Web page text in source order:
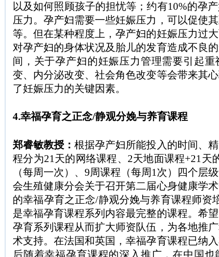
以及如何照顾孩子的担忧等；约有10%的孕
压力。孕产妇需要一些妊娠压力，可以促使
等。但在某种程度上，孕产妇的妊娠压力过
对孕产妇的身体状况及胎儿的发育造成不良
间，关于孕产妇的妊娠压力管理需要引起
变、内分泌改变、社会角色改变等会带来其
了妊娠压力的关键因素。
4.幸福孕育之正念/静观分娩与养育课程
郑睿敏教授：根据孕产妇所能投入的时间、
程分为21天的网络课程、2天地面课程+21天
（每周一次）、9周课程（每周1次）四个层
会生殖健康分会关于召开第二届心身健康学
的幸福孕育之正念/静观分娩与养育课程师资
是幸福孕育课程系列内容最完整的课程。希
孕育系列课程从而扩大师资队伍，为各地推
术支持。在法国和英国，幸福孕育课程已纳
后随着幸福孕育课程的深入推广，在中国